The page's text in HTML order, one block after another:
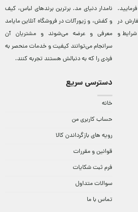
در
شرایط و
نامدار دنيای مد. برترين‌ برندهای لباس، کيف
و کفش، و زيورآلات در فروشگاه آنلاين مایامد
معرفی و عرضه می‌شوند و مشتريان آن
سرانجام می‌توانند کيفيت و خدمات منحصر به
فردی را که به دنبالش هستند تجربه کنند.
دسترسی سریع
خانه
حساب کاربری من
رویه های بازگرداندن کالا
قوانین و مقررات
فرم ثبت شکایات
سوالات متداول
تماس با ما